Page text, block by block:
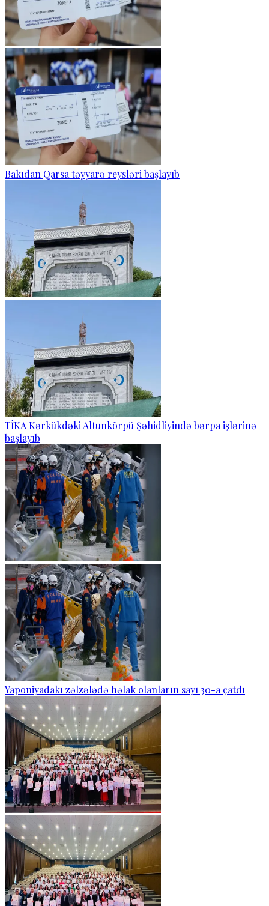
Bakıdan Qarsa təyyarə reysləri başlayıb
TİKA Kərkükdəki Altunkörpü Şəhidliyində bərpa işlərinə
başlayıb
Yaponiyadakı zəlzələdə həlak olanların sayı 30-a çatdı